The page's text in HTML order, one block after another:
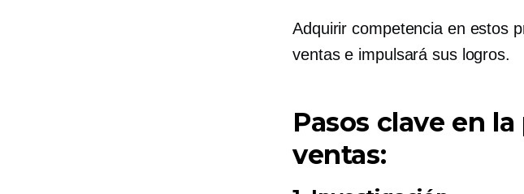
Adquirir competencia en estos
ventas e impulsará sus logros.
Pasos clave en
ventas: